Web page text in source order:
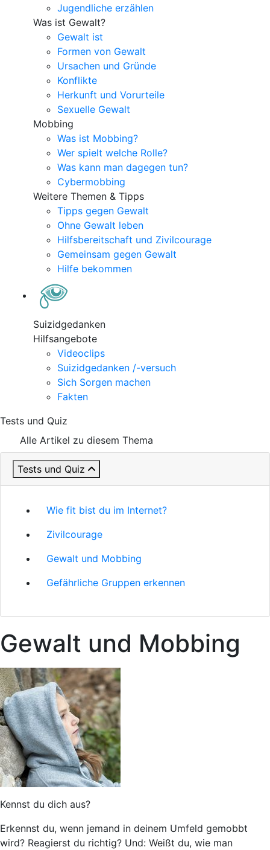
Jugendliche erzählen
Was ist Gewalt?
Gewalt ist
Formen von Gewalt
Ursachen und Gründe
Konflikte
Herkunft und Vorurteile
Sexuelle Gewalt
Mobbing
Was ist Mobbing?
Wer spielt welche Rolle?
Was kann man dagegen tun?
Cybermobbing
Weitere Themen & Tipps
Tipps gegen Gewalt
Ohne Gewalt leben
Hilfsbereitschaft und Zivilcourage
Gemeinsam gegen Gewalt
Hilfe bekommen
Suizidgedanken
Hilfsangebote
Videoclips
Suizidgedanken /-versuch
Sich Sorgen machen
Fakten
Tests und Quiz
Alle Artikel zu diesem Thema
Tests und Quiz
Wie fit bist du im Internet?
Zivilcourage
Gewalt und Mobbing
Gefährliche Gruppen erkennen
Gewalt und Mobbing
Kennst du dich aus?
Erkennst du, wenn jemand in deinem Umfeld gemobbt
wird? Reagierst du richtig? Und: Weißt du, wie man